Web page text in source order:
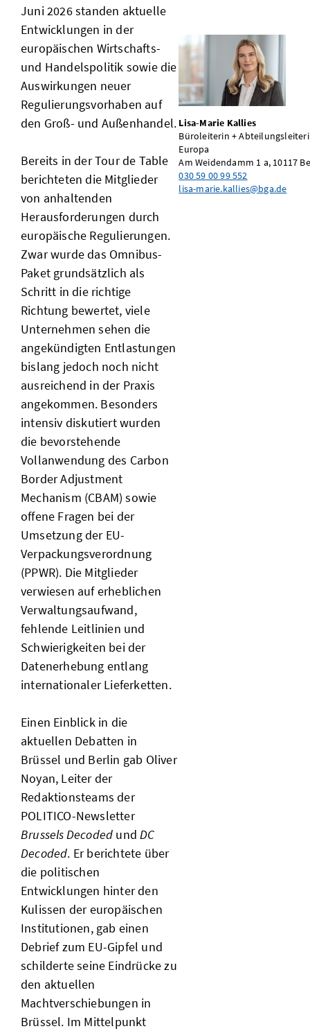
Juni 2026 standen aktuelle
Entwicklungen in der
europäischen Wirtschafts-
und Handelspolitik sowie die
Auswirkungen neuer
Regulierungsvorhaben auf
den Groß- und Außenhandel.
Bereits in der Tour de Table
berichteten die Mitglieder
von anhaltenden
Herausforderungen durch
europäische Regulierungen.
Zwar wurde das Omnibus-
Paket grundsätzlich als
Schritt in die richtige
Richtung bewertet, viele
Unternehmen sehen die
angekündigten Entlastungen
bislang jedoch noch nicht
ausreichend in der Praxis
angekommen. Besonders
intensiv diskutiert wurden
die bevorstehende
Vollanwendung des Carbon
Border Adjustment
Mechanism (CBAM) sowie
offene Fragen bei der
Umsetzung der EU-
Verpackungsverordnung
(PPWR). Die Mitglieder
verwiesen auf erheblichen
Verwaltungsaufwand,
fehlende Leitlinien und
Schwierigkeiten bei der
Datenerhebung entlang
internationaler Lieferketten.
Einen Einblick in die
aktuellen Debatten in
Brüssel und Berlin gab Oliver
Noyan, Leiter der
Redaktionsteams der
POLITICO-Newsletter
Brussels Decoded undDC
Decoded. Er berichtete über
die politischen
Entwicklungen hinter den
Kulissen der europäischen
Institutionen, gab einen
Debrief zum EU-Gipfel und
schilderte seine Eindrücke zu
den aktuellen
Machtverschiebungen in
Brüssel. Im Mittelpunkt
Lisa-Marie Kallies
Büroleiterin +
Europa
Am Weidendamm 1 a, 10117
030 59 00 99 552
lisa-marie.kallies@bga.de